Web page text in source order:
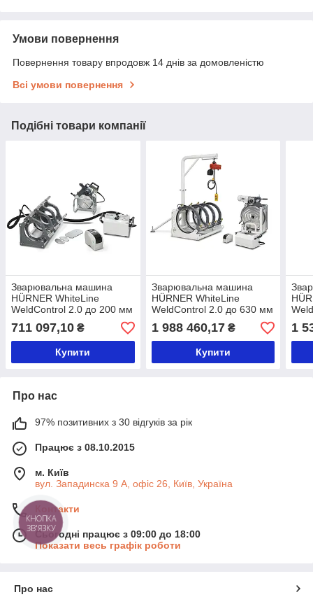
Умови повернення
Повернення товару впродовж 14 днів за домовленістю
Всі умови повернення
Подібні товари компанії
Зварювальна машина
HÜRNER WhiteLine
WeldControl 2.0 до 200 мм
711 097,10 ₴
Купити
Зварювальна машина
HÜRNER WhiteLine
WeldControl 2.0 до 630 мм
1 988 460,17₴
Купити
1
Про нас
97% позитивних з 30 відгуків за рік
Працює з 08.10.2015
м. Київ
вул. Западинска 9 А, офіс 26, Київ, Україна
Контакти
Сьогодні працює з 09:00 до 18:00
Показати весь графік роботи
Про нас
КНОПКА
ЗВ'ЯЗКУ